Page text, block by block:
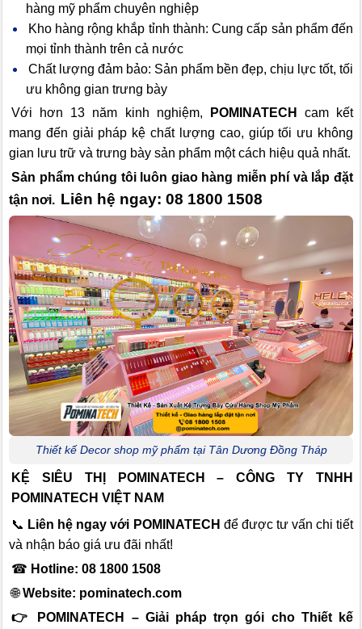
hàng mỹ phẩm chuyên nghiệp
Kho hàng rộng khắp tỉnh thành: Cung cấp sản phẩm đến
mọi tỉnh thành trên cả nước
Chất lượng đảm bảo: Sản phẩm bền đẹp, chịu lực tốt, tối
ưu không gian trưng bày
Với hơn 13 năm kinh nghiệm,
POMINATECH
cam kết
mang đến giải pháp kệ chất lượng cao, giúp tối ưu không
gian lưu trữ và trưng bày sản phẩm một cách hiệu quả nhất.
Sản phẩm chúng tôi luôn giao hàng miễn phí và lắp đặt
tận nơi. Liên hệ ngay: 08 1800 1508
Thiết kế Decor shop mỹ phẩm tại Tân Dương Đồng Tháp
KỆ SIÊU THỊ POMINATECH – CÔNG TY TNHH
POMINATECH VIỆT NAM
📞 Liên hệ ngay với POMINATECH để được tư vấn chi tiết
và nhận báo giá ưu đãi nhất!
☎ Hotline: 08 1800 1508
🌐Website: pominatech.com
👉 POMINATECH – Giải pháp trọn gói cho Thiết kế